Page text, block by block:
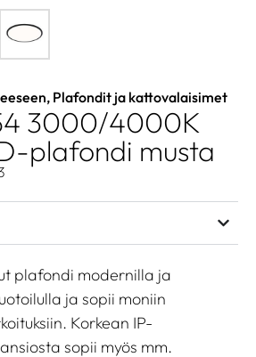
, Plafondit ja kattovalaisimet
3000/4000K
plafondi musta
plafondi modernilla ja
ja sopii moniin
Korkean IP-
sopii myös mm.